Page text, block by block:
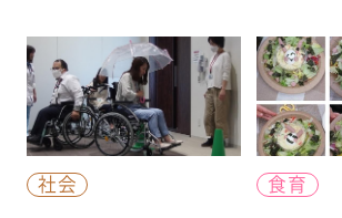
社会
食育